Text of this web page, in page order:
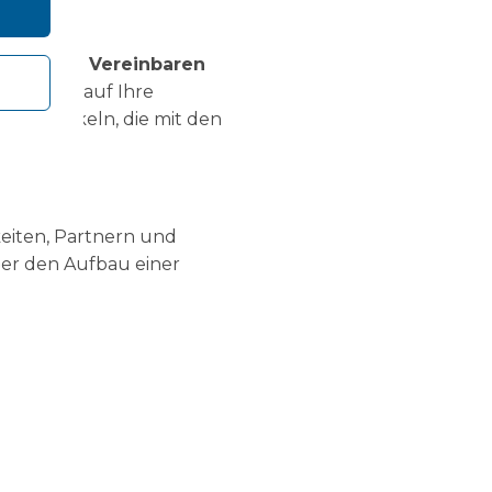
Vereinbaren
wir uns auf Ihre
entwickeln, die mit den
Partnern und
den Aufbau einer